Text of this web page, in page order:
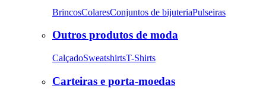
BrincosColaresConjuntos de bijuteriaPulseiras
Outros produtos de moda
CalçadoSweatshirtsT-Shirts
Carteiras e porta-moedas